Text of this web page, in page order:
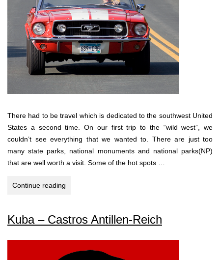
There had to be travel which is dedicated to the southwest United
States a second time. On our first trip to the “wild west”, we
couldn’t see everything that we wanted to. There are just too
many state parks, national monuments and national parks(NP)
that are well worth a visit. Some of the hot spots …
Continue reading
Kuba – Castros Antillen-Reich